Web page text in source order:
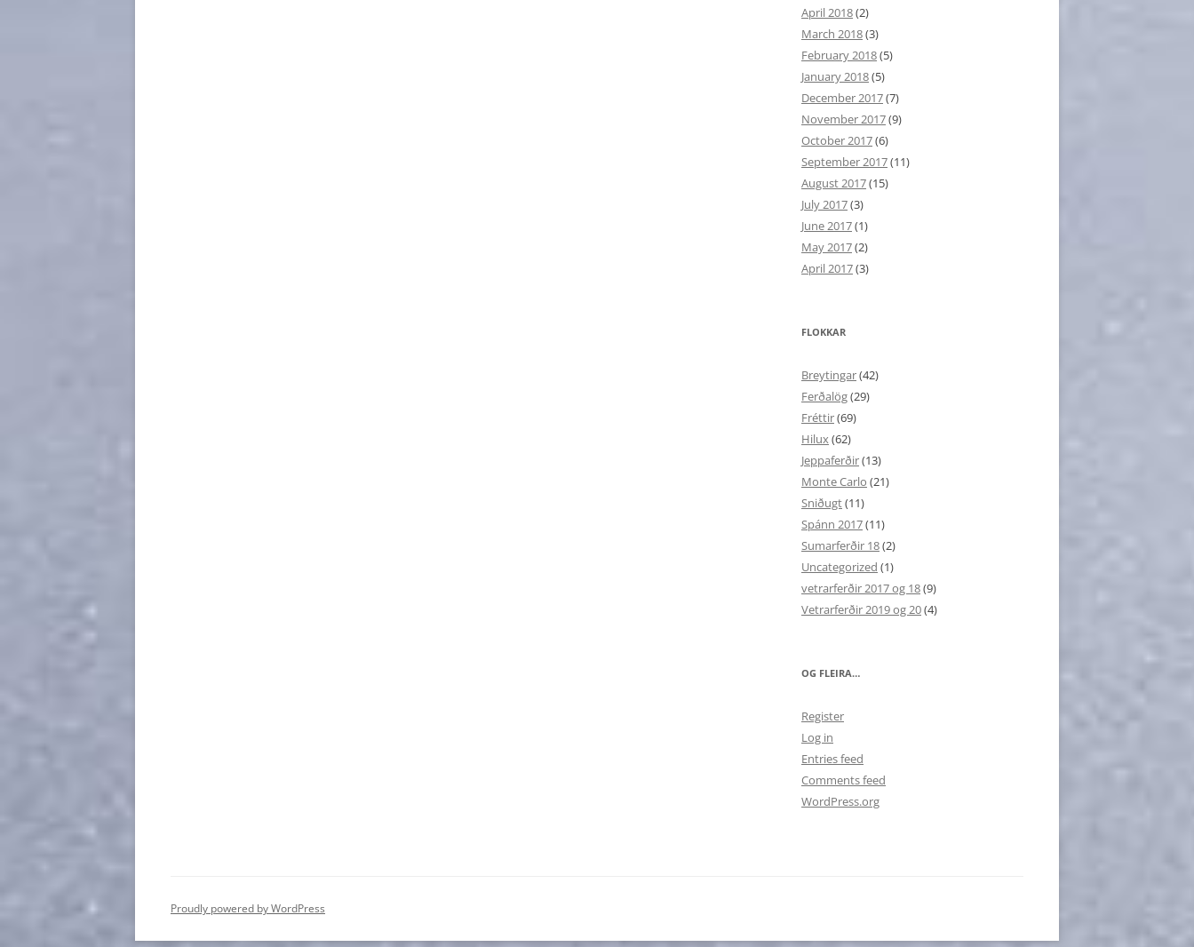
April 2018(2)
March 2018(3)
February 2018(5)
January 2018(5)
December 2017(7)
November 2017(9)
October 2017(6)
September 2017(11)
August 2017(15)
July 2017(3)
June 2017(1)
May 2017(2)
April 2017(3)
FLOKKAR
Breytingar(42)
Ferðalög(29)
Fréttir(69)
Hilux(62)
Jeppaferðir(13)
Monte Carlo (21)
Sniðugt(11)
Spánn 2017(11)
Sumarferðir 18(2)
Uncategorized (1)
vetrarferðir 2017 og 18(9)
Vetrarferðir 2019 og 20(4)
OG FLEIRA…
Register
Log in
Entries feed
Comments feed
WordPress.org
Proudly powered by WordPress